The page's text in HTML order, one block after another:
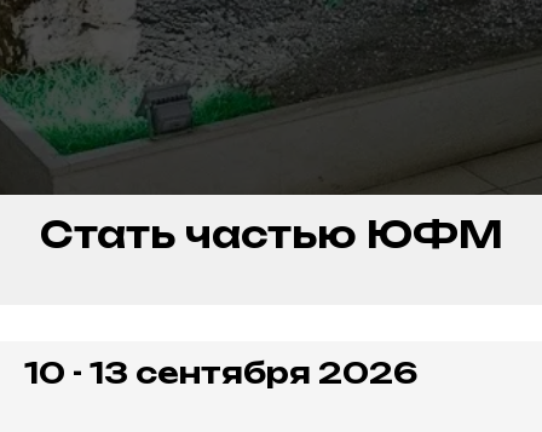
Стать частью ЮФМ
10 - 13 сентября 2026